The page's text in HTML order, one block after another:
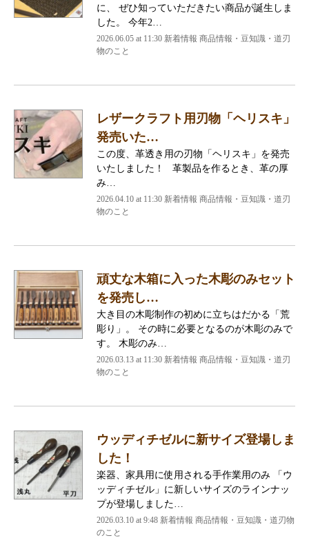
に、 ぜひ知っていただきたい商品が誕生しま
した。 今年2…
2026.06.05 at 11:30 新着情報 商品情報・豆知識・道刃
物のこと
レザークラフト用刃物「ヘリスキ」
発売いた…
この度、革透き用の刃物「ヘリスキ」を発売
いたしました！ 革製品を作るとき、革の厚
み…
2026.04.10 at 11:30 新着情報 商品情報・豆知識・道刃
物のこと
頑丈な木箱に入った木彫のみセット
を発売し…
大き目の木彫制作の初めに立ちはだかる「荒
彫り」。 その時に必要となるのが木彫のみで
す。 木彫のみ…
2026.03.13 at 11:30 新着情報 商品情報・豆知識・道刃
物のこと
ウッディチゼルに新サイズ登場しま
した！
楽器、家具用に使用される手作業用のみ 「ウ
ッディチゼル」に新しいサイズのラインナッ
プが登場しました…
2026.03.10 at 9:48 新着情報 商品情報・豆知識・道刃物
のこと